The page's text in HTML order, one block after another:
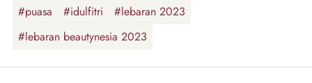
#puasa
#idulfitri
#lebaran 2023
#lebaran beautynesia 2023